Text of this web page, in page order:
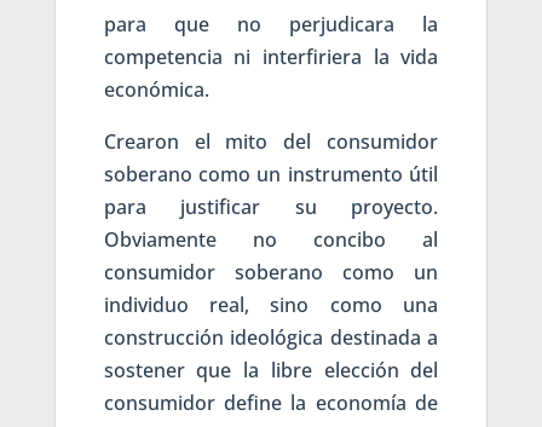
para que no perjudicara la
competencia ni interfiriera la vida
económica.
Crearon el mito del consumidor
soberano como un instrumento útil
para justificar su proyecto.
Obviamente no concibo al
consumidor soberano como un
individuo real, sino como una
construcción ideológica destinada a
sostener que la libre elección del
consumidor define la economía de